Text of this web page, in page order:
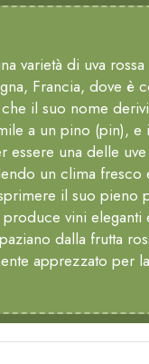
varietà di uva
Francia, dove è
il suo nome
a un pino (pin), e
essere una delle
un clima fresco
il suo pieno
vini eleganti
dalla frutta
apprezzato per